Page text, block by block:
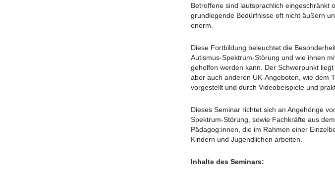
Betroffene sind lautsprachlich eingeschränkt
grundlegende Bedürfnisse oft nicht äußern
enorm.
Diese Fortbildung beleuchtet die
Autismus-Spektrum-Störung und wie ihnen
geholfen werden kann. Der Schwerpunkt
aber auch anderen UK-Angeboten, wie dem
vorgestellt und durch Videobeispiele und
Dieses Seminar richtet sich an Angehörige
Spektrum-Störung, sowie Fachkräfte aus
Pädagog:innen, die im Rahmen einer
Kindern und Jugendlichen arbeiten.
Inhalte des Seminars: